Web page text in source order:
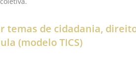
temas de cidadania,
(modelo TICS)